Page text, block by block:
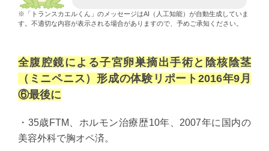
※「トランスカエルくん」のメッセージはAI（人工知能）が自動生成していま
す。不適切な内容が表示される場合がありますので、予めご承知ください。
全腹腔鏡による子宮卵巣摘出手術と陰核陰茎
（ミニペニス）形成の体験リポート2016年9月
⑥最後に
・35歳FTM、ホルモン治療歴10年、2007年に国内の
美容外科で胸オペ済。